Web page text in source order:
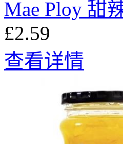
Mae Ploy 甜
£2.59
查看详情